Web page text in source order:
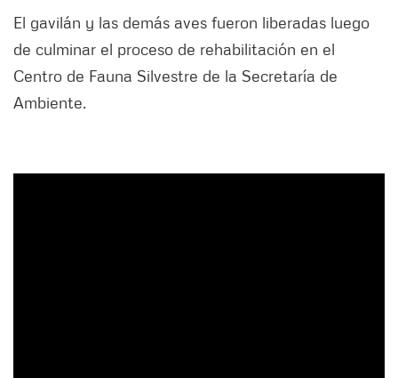
El gavilán y las demás aves fueron liberadas luego
de culminar el proceso de rehabilitación en el
Centro de Fauna Silvestre de la Secretaría de
Ambiente.